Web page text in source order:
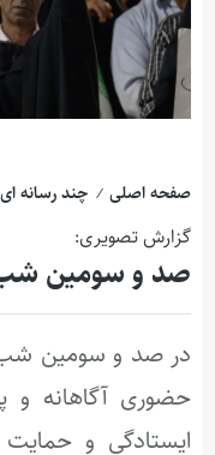
صفحه اصلی / چند رسانه ای
گزارش تصویری:
صد و سومین شب
در صد و سومین شب
حضوری آگاهانه و
ایستادگی و